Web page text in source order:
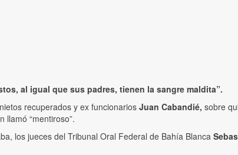
al igual que sus padres, tienen la sangre maldita”.
recuperados y ex funcionarios Juan Cabandié, sobre
llamó “mentiroso”.
los jueces del Tribunal Oral Federal de Bahía Blanca